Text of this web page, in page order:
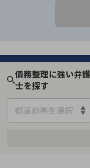
債務整理に強い弁
士を探す
都道府県を選択